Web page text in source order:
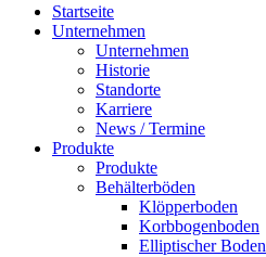
Startseite
Unternehmen
Unternehmen
Historie
Standorte
Karriere
News / Termine
Produkte
Produkte
Behälterböden
Klöpperboden
Korbbogenboden
Elliptischer Boden